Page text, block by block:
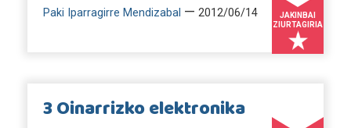
JAKINBAI
ZIURTAGIRIA
Paki Iparragirre Mendizabal — 2012/06/14
3 Oinarrizko elektronika